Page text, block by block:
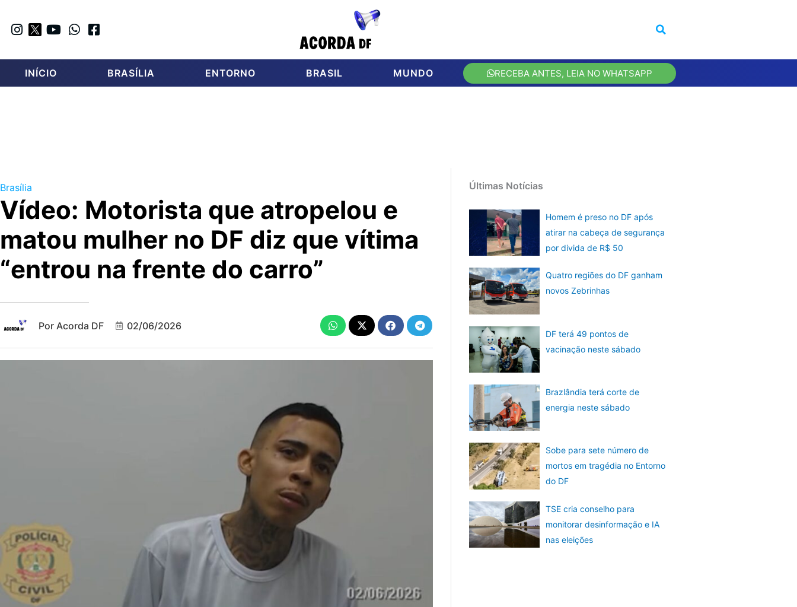
INÍCIO BRASÍLIA ENTORNO BRASIL MUNDO RECEBA ANTES, LEIA NO WHATSAPP
Brasília
Vídeo: Motorista que atropelou e
matou mulher no DF diz que vítima
“entrou na frente do carro”
Por Acorda DF 02/06/2026
Últimas Notícias
Homem é preso no DF após
atirar na cabeça de segurança
por divida de R$ 50
Quatro regiões do DF ganham
novos Zebrinhas
DF terá 49 pontos de
vacinação neste sábado
Brazlândia terá corte de
energia neste sábado
Sobe para sete número de
mortos em tragédia no Entorno
do DF
TSE cria conselho para
monitorar desinformação e IA
nas eleições